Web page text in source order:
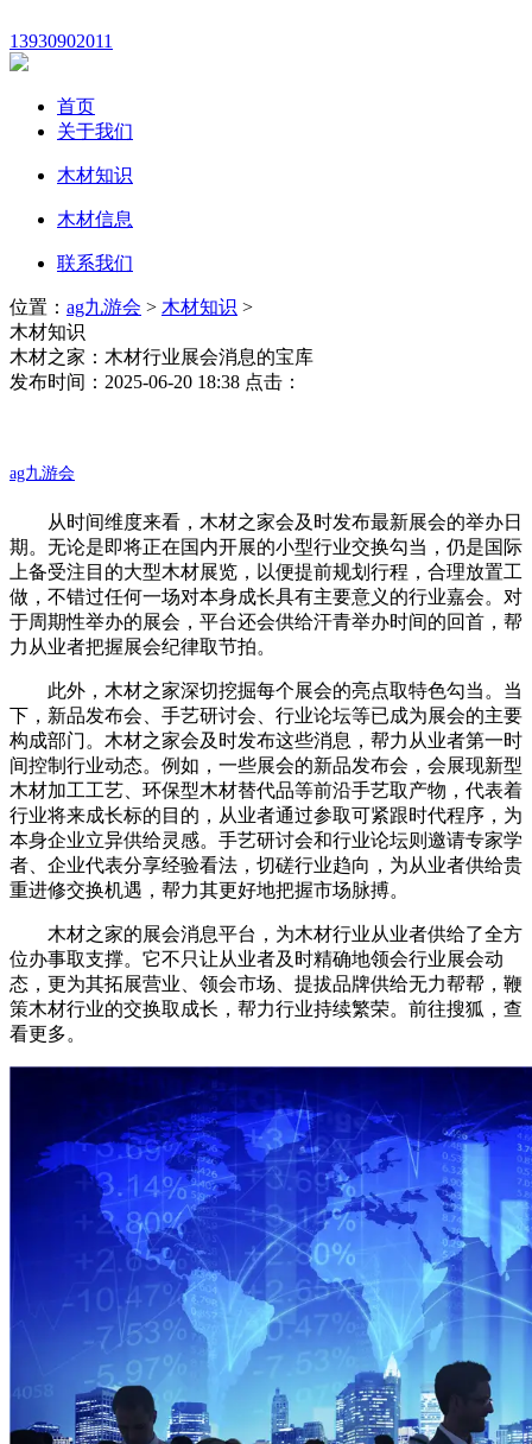
13930902011
首页
关于我们
木材知识
木材信息
联系我们
位置： ag九游会 > 木材知识 >
木材知识
木材之家：木材行业展会消息的宝库
发布时间：2025-06-20 18:38 点击：
ag九游会
从时间维度来看，木材之家会及时发布最新展会的举办日
期。无论是即将正在国内开展的小型行业交换勾当，仍是国际
上备受注目的大型木材展览，以便提前规划行程，合理放置工
做，不错过任何一场对本身成长具有主要意义的行业嘉会。对
于周期性举办的展会，平台还会供给汗青举办时间的回首，帮
力从业者把握展会纪律取节拍。
此外，木材之家深切挖掘每个展会的亮点取特色勾当。当
下，新品发布会、手艺研讨会、行业论坛等已成为展会的主要
构成部门。木材之家会及时发布这些消息，帮力从业者第一时
间控制行业动态。例如，一些展会的新品发布会，会展现新型
木材加工工艺、环保型木材替代品等前沿手艺取产物，代表着
行业将来成长标的目的，从业者通过参取可紧跟时代程序，为
本身企业立异供给灵感。手艺研讨会和行业论坛则邀请专家学
者、企业代表分享经验看法，切磋行业趋向，为从业者供给贵
重进修交换机遇，帮力其更好地把握市场脉搏。
木材之家的展会消息平台，为木材行业从业者供给了全方
位办事取支撑。它不只让从业者及时精确地领会行业展会动
态，更为其拓展营业、领会市场、提拔品牌供给无力帮帮，鞭
策木材行业的交换取成长，帮力行业持续繁荣。前往搜狐，查
看更多。